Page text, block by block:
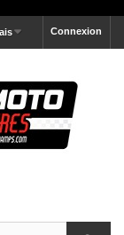
Connexion